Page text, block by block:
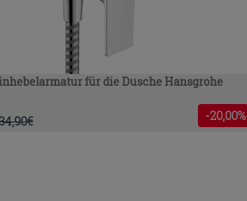
für die Dusche Hansgrohe
€ -20,00%